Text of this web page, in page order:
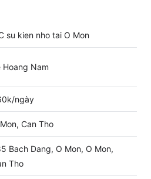
su kien nho tai O Mon
Hoang Nam
ngày
Can Tho
Bach Dang, O Mon, O Mon,
Tho